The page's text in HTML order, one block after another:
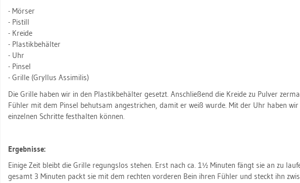
- Mör­ser
- Pi­still
- Krei­de
- Plas­tik­be­häl­ter
- Uhr
- Pin­sel
- Gril­le (Gryl­lus As­si­mi­lis)
Die Gril­le haben wir in den Plas­tik­be­häl­ter ge­setzt. An­schlie­ßend die Krei­de zu Pul­ver
Füh­ler mit dem Pin­sel be­hut­sam an­ge­stri­chen, damit er weiß wurde. Mit der Uhr haben
ein­zel­nen Schrit­te fest­hal­ten kön­nen.
Er­geb­nis­se:
Ei­ni­ge Zeit bleibt die Gril­le re­gungs­los ste­hen. Erst nach ca. 1½ Mi­nu­ten fängt sie an zu
ge­samt 3 Mi­nu­ten packt sie mit dem rech­ten vor­de­ren Bein ihren Füh­ler und steckt ihn